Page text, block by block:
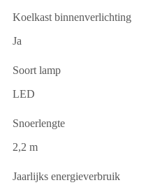
Koelkast binnenverlichting
Ja
Soort lamp
LED
Snoerlengte
2,2 m
Jaarlijks energieverbruik